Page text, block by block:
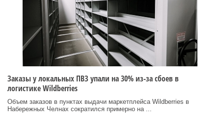
Заказы у локальных ПВЗ упали на 30% из-за сбоев в
логистике Wildberries
Объем заказов в пунктах выдачи маркетплейса Wildberries в
Набережных Челнах сократился примерно на ...